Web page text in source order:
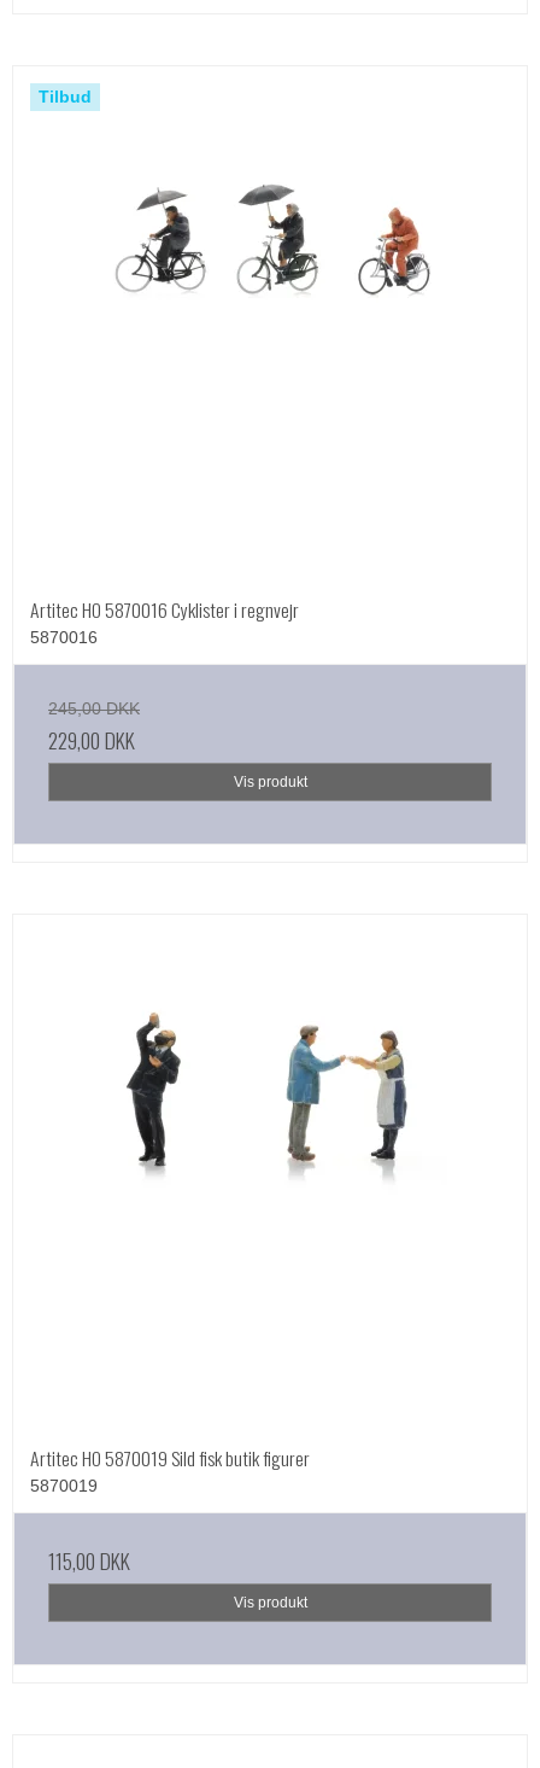
Tilbud
Artitec HO 5870016 Cyklister i regnvejr
5870016
245,00 DKK
229,00 DKK
Vis produkt
Artitec HO 5870019 Sild fisk butik figurer
5870019
115,00 DKK
Vis produkt